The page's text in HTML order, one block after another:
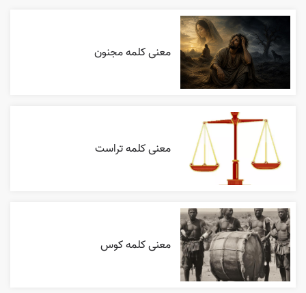
معنی کلمه مجنون
معنی کلمه تراست
معنی کلمه کوس